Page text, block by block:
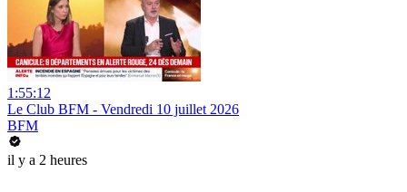
1:55:12
Le Club BFM - Vendredi 10 juillet 2026
BFM
il y a 2 heures